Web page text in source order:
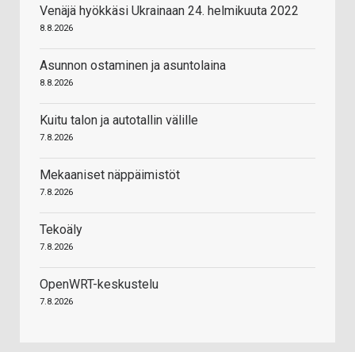
Venäjä hyökkäsi Ukrainaan 24. helmikuuta 2022
8.8.2026
Asunnon ostaminen ja asuntolaina
8.8.2026
Kuitu talon ja autotallin välille
7.8.2026
Mekaaniset näppäimistöt
7.8.2026
Tekoäly
7.8.2026
OpenWRT-keskustelu
7.8.2026